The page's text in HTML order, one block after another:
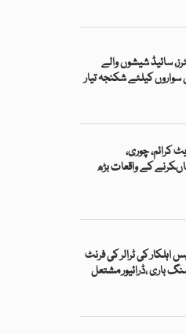
سائیڈ شیشوں والے
سواروں کیلئے شکنجہ تیار
کرائم، چوری،
کے واقعات بڑھ
اہلکار کی ٹرالر کی فرنٹ
باری ،ڈرائیور مشتعل